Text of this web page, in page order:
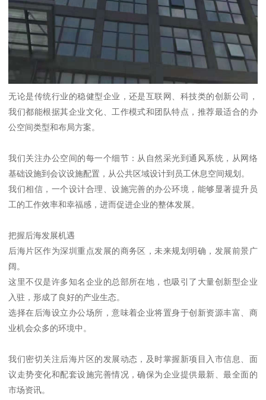
无论是传统行业的稳健型企业，还是互联网、科技类的创新公司，
我们都能根据其企业文化、工作模式和团队特点，推荐最适合的办
公空间类型和布局方案。
我们关注办公空间的每一个细节：从自然采光到通风系统，从网络
基础设施到会议设施配置，从公共区域设计到员工休息空间规划。
我们相信，一个设计合理、设施完善的办公环境，能够显著提升员
工的工作效率和幸福感，进而促进企业的整体发展。
把握后海发展机遇
后海片区作为深圳重点发展的商务区，未来规划明确，发展前景广
阔。
这里不仅是许多知名企业的总部所在地，也吸引了大量创新型企业
入驻，形成了良好的产业生态。
选择在后海设立办公场所，意味着企业将置身于创新资源丰富、商
业机会众多的环境中。
我们密切关注后海片区的发展动态，及时掌握新项目入市信息、面
议走势变化和配套设施完善情况，确保为企业提供最新、最全面的
市场资讯。